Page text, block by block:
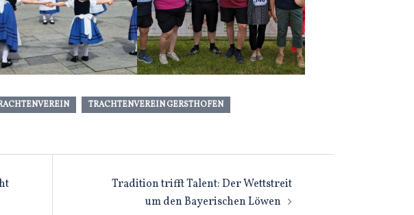
TRACHTENVEREIN GERSTHOFEN
Tradition trifft Talent: Der Wettstreit
um den Bayerischen Löwen